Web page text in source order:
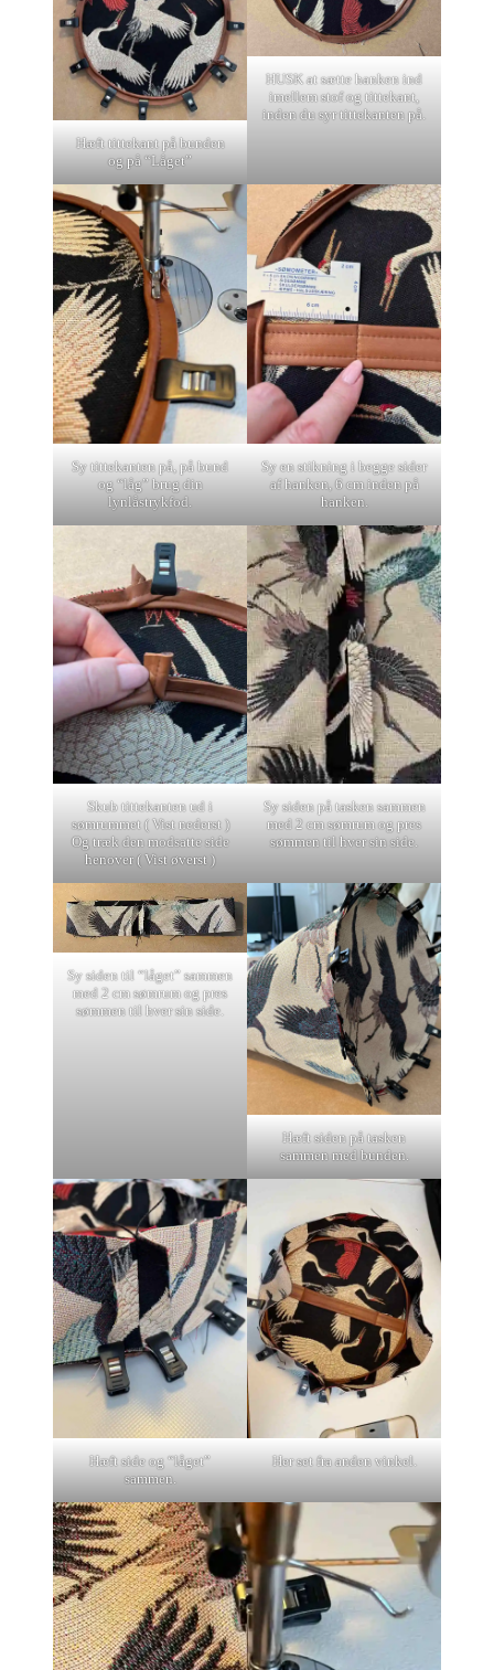
Hæft tittekant på bunden
og på “Låget”
HUSK at sætte hanken ind
imellem stof og tittekant,
inden du syr tittekanten på.
Sy tittekanten på, på bund
og “låg” brug din
lynlåstrykfod.
Sy en stikning i begge sider
af hanken, 6 cm inden på
hanken.
Skub tittekanten ud i
sømrummet ( Vist nederst )
Og træk den modsatte side
henover ( Vist øverst )
Sy siden på tasken sammen
med 2 cm sømrum og pres
sømmen til hver sin side.
Sy siden til “låget” sammen
med 2 cm sømrum og pres
sømmen til hver sin side.
Hæft siden på tasken
sammen med bunden.
Hæft side og “låget”
sammen.
Her set fra anden vinkel.